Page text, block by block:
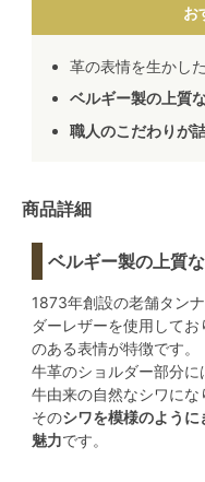
お
革の表情を生かした
ベルギー製の上質
職人のこだわりが
商品詳細
ベルギー製の上質
1873年創設の老舗タン
ダーレザーを使用して
のある表情が特徴です。
牛革のショルダー部分
牛由来の自然なシワにな
そのシワを模様のよう
魅力です。